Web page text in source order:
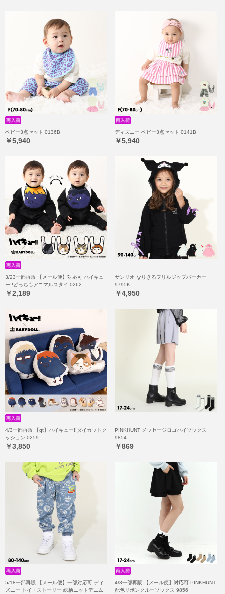
ベビー3点セット 0136B
￥5,940
ディズニー ベビー3点セット 0141B
￥5,940
3/23一部再販 【メール便】対応可 ハイキュ
ー!!どっちもアニマルスタイ 0262
￥2,189
サンリオ なりきるフリルジップパーカー
9795K
￥4,950
4/3一部再販 【qt】ハイキュー!!ダイカットク
ッション 0259
￥3,850
PINKHUNT メッセージロゴハイソックス
9854
￥869
5/18一部再販 【メール便】一部対応可 ディ
ズニー トイ・ストーリー 総柄ニットデニム
4/3一部再販 【メール便】対応可 PINKHUNT
配色リボンクルーソックス 9856